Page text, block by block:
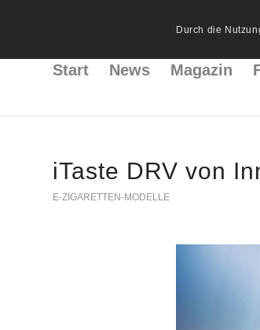
Start News Magazin
iTaste DRV von
E-ZIGARETTEN-MODELLE
Durch die